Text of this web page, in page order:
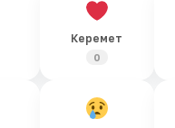
Керемет
0